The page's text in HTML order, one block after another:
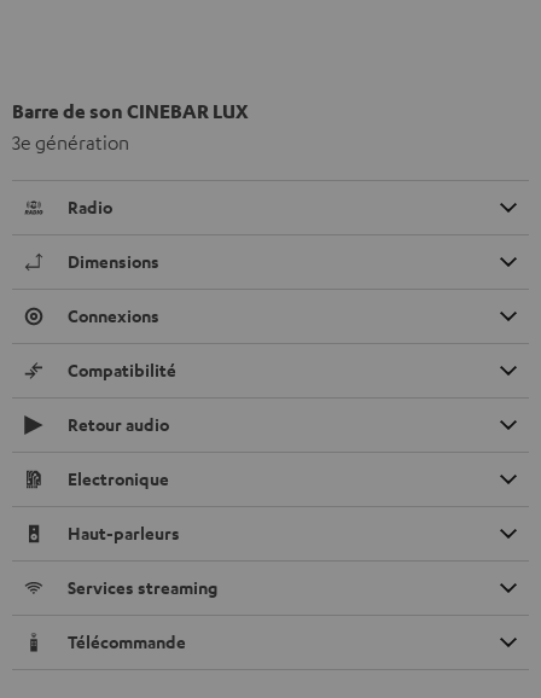
Barre de son CINEBAR LUX
3e génération
Radio
Dimensions
Connexions
Compatibilité
Retour audio
Electronique
Haut-parleurs
Services streaming
Télécommande